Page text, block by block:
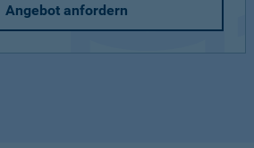
Angebot anfordern